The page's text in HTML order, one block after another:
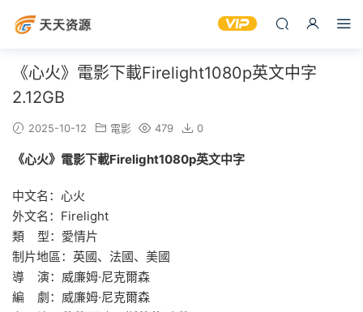
《心火》電影下載Firelight1080p英文中字
2.12GB
2025-10-12 電影 479 0
《心火》電影下載Firelight1080p英文中字
中文名： 心火
外文名： Firelight
類 型： 愛情片
制片地區： 英國、法國、美國
導 演： 威廉姆·尼克爾森
編 劇： 威廉姆·尼克爾森